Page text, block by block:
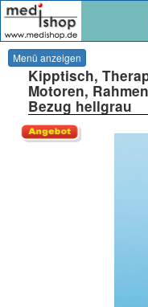
Menü anzeigen
Kipptisch,
Motoren,
Bezug hellgrau